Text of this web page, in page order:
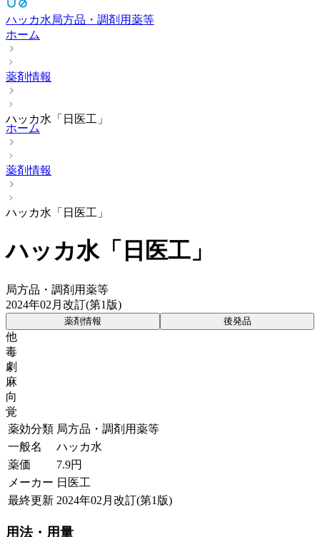
ハッカ水局方品・調剤用薬等
ホーム
薬剤情報
ハッカ水「日医工」
ホーム
薬剤情報
ハッカ水「日医工」
ハッカ水「日医工」
局方品・調剤用薬等
2024年02月改訂(第1版)
薬剤情報 後発品
他
毒
劇
麻
向
覚
薬効分類 局方品・調剤用薬等
一般名
ハッカ水
薬価
7.9円
メーカー 日医工
最終更新 2024年02月改訂(第1版)
用法・用量